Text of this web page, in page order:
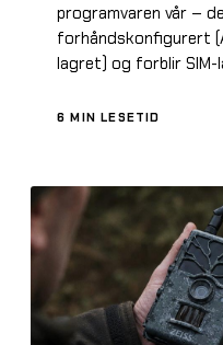
programvaren vår –
forhåndskonfigurert
lagret) og forblir
6 MIN LESETID